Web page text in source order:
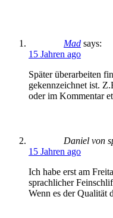
Mad says:
15 Jahren ago
Später überarbeiten
gekennzeichnet ist.
oder im Kommentar
Daniel von
15 Jahren ago
Ich habe erst am
sprachlicher
Wenn es der Qualität